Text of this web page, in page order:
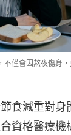
不僅會因熬夜傷身
食減重對身
資格醫療